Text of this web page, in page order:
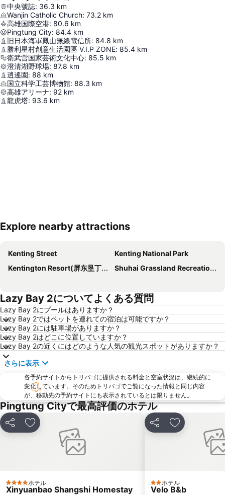
中央號誌: 36.3 km
Wanjin Catholic Church: 73.2 km
高雄国際空港: 80.6 km
Pingtung City: 84.4 km
旧日本海軍鳳山無線電信所: 84.8 km
勝利星村創意生活園區 V.I.P ZONE: 85.4 km
衛武営国家芸術文化中心: 85.5 km
澄清湖野球場: 87.8 km
逍遙園: 88 km
国立科学工芸博物館: 88.3 km
高雄アリーナ: 92 km
龍虎塔: 93.6 km
Explore nearby attractions
Kenting Street
Kenting National Park
Kentington Resort(屏东垦丁小垦丁渡假村)
Shuhai Grassland Recreation Area
Lazy Bay 2についてよくある質問
Lazy Bay 2にプールはありますか？
Lazy Bay 2ではペットを連れての宿泊は可能ですか？
Lazy Bay 2には駐車場がありますか？
Lazy Bay 2はどこに位置していますか？
Lazy Bay 2の近くにはどのような人気の観光スポットがありますか？
さらに表示
各予約サイトからトリバゴに提供される料金と空室状況は、継続的に
変化しています。そのためトリバゴでご覧になった情報と同じ内容
が、移動先の予約サイトにも表示されているとは限りません。
Pingtung Cityで最高評価のホテル
シェア お気に入りに追加
4 ホテルのランク
ホテル
Xinyuanbao Shangshi Homestay
シェア お気に入りに
2 ホテルのランク
ホテル
Velo B&b